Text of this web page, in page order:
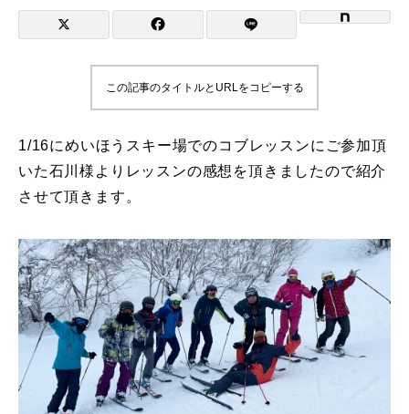
スキー場から選ぶ Ski Area
鷲ヶ岳＆高鷲スノーパーク
宮城山形
岩手高原
白馬五竜FA
レッスンテーマから選ぶ Lesson Theme
初級1
初級2
この記事のタイトルとURLをコピーする
1/16にめいほうスキー場でのコブレッスンにご参加頂
いた石川様よりレッスンの感想を頂きましたので紹介
させて頂きます。